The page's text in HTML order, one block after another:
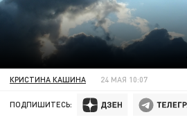
КРИСТИНА КАШИНА 24 МАЯ 10:07
ПОДПИШИТЕСЬ: